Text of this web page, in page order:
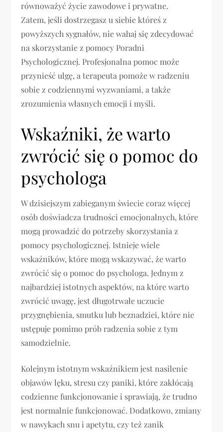
równoważyć życie zawodowe i prywatne.
Zatem, jeśli dostrzegasz u siebie któreś z
powyższych sygnałów, nie wahaj się zdecydować
na skorzystanie z pomocy Poradni
Psychologicznej. Profesjonalna pomoc może
przynieść ulgę, a terapeuta pomoże w radzeniu
sobie z codziennymi wyzwaniami, a także
zrozumienia własnych emocji i myśli.
Wskaźniki, że warto
zwrócić się o pomoc do
psychologa
W dzisiejszym zabieganym świecie coraz więcej
osób doświadcza trudności emocjonalnych, które
mogą prowadzić do potrzeby skorzystania z
pomocy psychologicznej. Istnieje wiele
wskaźników, które mogą wskazywać, że warto
zwrócić się o pomoc do psychologa. Jednym z
najbardziej istotnych aspektów, na które warto
zwrócić uwagę, jest długotrwałe uczucie
przygnębienia, smutku lub beznadziei, które nie
ustępuje pomimo prób radzenia sobie z tym
samodzielnie.
Kolejnym istotnym wskaźnikiem jest nasilenie
objawów lęku, stresu czy paniki, które zakłócają
codzienne funkcjonowanie i sprawiają, że trudno
jest normalnie funkcjonować. Dodatkowo, zmiany
w nawykach snu i apetytu, czy też zanik